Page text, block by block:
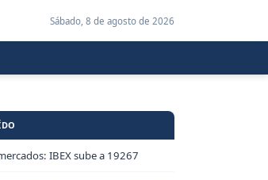
Sábado, 8 de agosto de 2026
IBEX sube a 19267